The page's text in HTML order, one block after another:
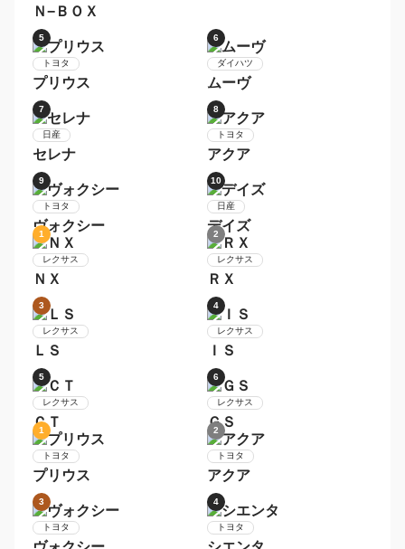
ダイハツ
タント
ホンダ
Ｎ−ＢＯＸカスタム
3
ホンダ
Ｎ−ＢＯＸ
4
スズキ
ハスラー
5
トヨタ
プリウス
6
ダイハツ
ムーヴ
7
日産
セレナ
8
トヨタ
アクア
9
トヨタ
ヴォクシー
10
日産
デイズ
1
レクサス
ＮＸ
2
レクサス
ＲＸ
3
レクサス
4
レクサス